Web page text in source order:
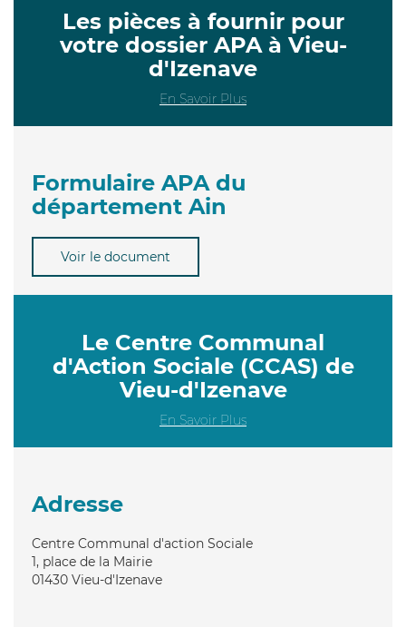
Les pièces à fournir pour
votre dossier APA à Vieu-
d'Izenave
En Savoir Plus
Formulaire APA du
département Ain
Voir le document
Le Centre Communal
d'Action Sociale (CCAS) de
Vieu-d'Izenave
En Savoir Plus
Adresse
Centre Communal d'action Sociale
1, place de la Mairie
01430 Vieu-d'Izenave